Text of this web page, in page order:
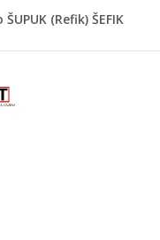
(Refik) ŠEFIK
izborima: Srbija i
progovorila nakon